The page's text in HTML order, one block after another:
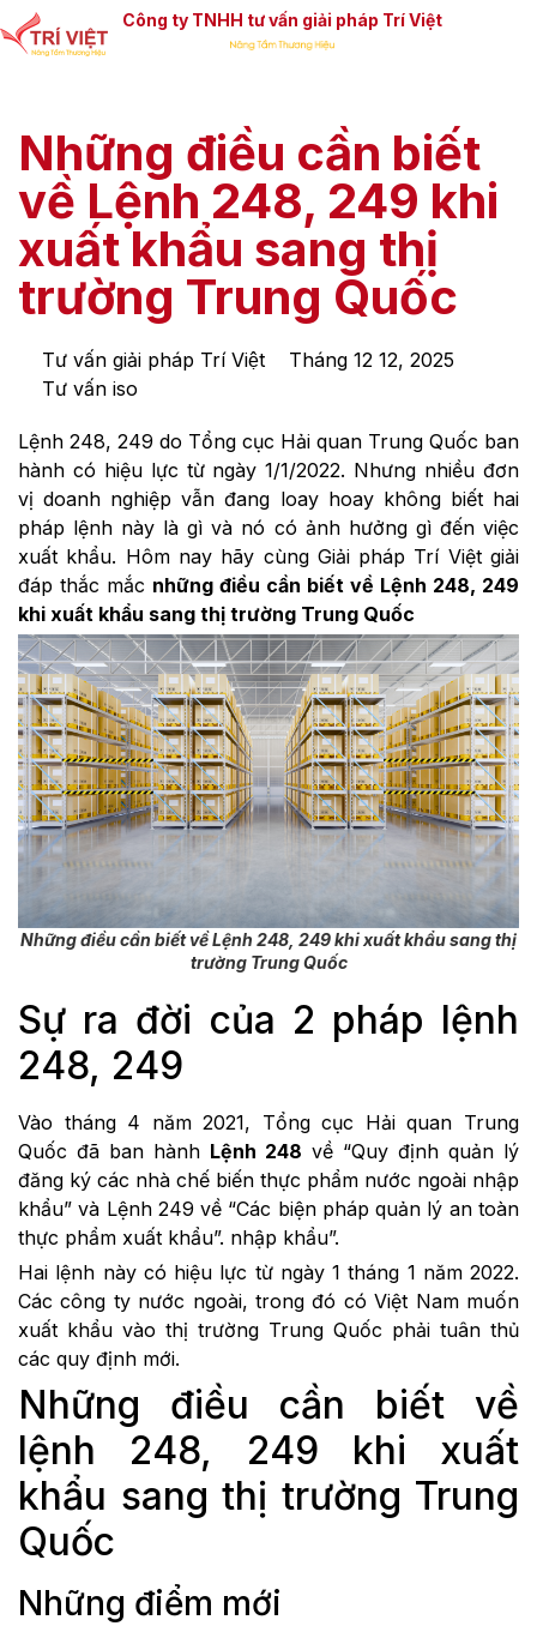
Công ty TNHH tư vấn giải pháp Trí Việt
Những điều cần biết
về Lệnh 248, 249 khi
xuất khẩu sang thị
trường Trung Quốc
Tư vấn giải pháp Trí Việt
Tháng 12 12, 2025
Tư vấn iso
Lệnh 248, 249 do Tổng cục Hải quan Trung Quốc ban
hành có hiệu lực từ ngày 1/1/2022. Nhưng nhiều đơn
vị doanh nghiệp vẫn đang loay hoay không biết hai
pháp lệnh này là gì và nó có ảnh hưởng gì đến việc
xuất khẩu. Hôm nay hãy cùng Giải pháp Trí Việt giải
đáp thắc mắc những điều cần biết về Lệnh 248, 249
khi xuất khẩu sang thị trường Trung Quốc
Những điều cần biết về Lệnh 248, 249 khi xuất khẩu sang thị
trường Trung Quốc
Sự ra đời của 2 pháp lệnh
248, 249
Vào tháng 4 năm 2021, Tổng cục Hải quan Trung
Quốc đã ban hành Lệnh 248 về “Quy định quản lý
đăng ký các nhà chế biến thực phẩm nước ngoài nhập
khẩu” và Lệnh 249 về “Các biện pháp quản lý an toàn
thực phẩm xuất khẩu”. nhập khẩu”.
Hai lệnh này có hiệu lực từ ngày 1 tháng 1 năm 2022.
Các công ty nước ngoài, trong đó có Việt Nam muốn
xuất khẩu vào thị trường Trung Quốc phải tuân thủ
các quy định mới.
Những điều cần biết về
lệnh 248, 249 khi xuất
khẩu sang thị trường Trung
Quốc
Những điểm mới